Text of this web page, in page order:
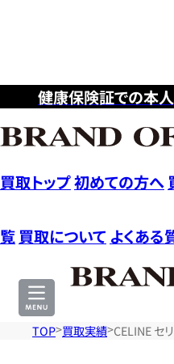
健康保険証での本
買取トップ初めての方へ
覧 買取について よくある
TOP 買取実績 CELINE セ